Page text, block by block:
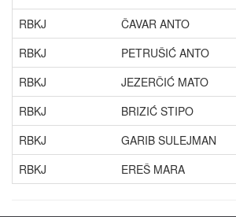
RBKJ
ČAVAR ANTO
RBKJ
PETRUŠIĆ ANTO
RBKJ
JEZERČIĆ MATO
RBKJ
BRIZIĆ STIPO
RBKJ
GARIB SULEJMAN
RBKJ
EREŠ MARA